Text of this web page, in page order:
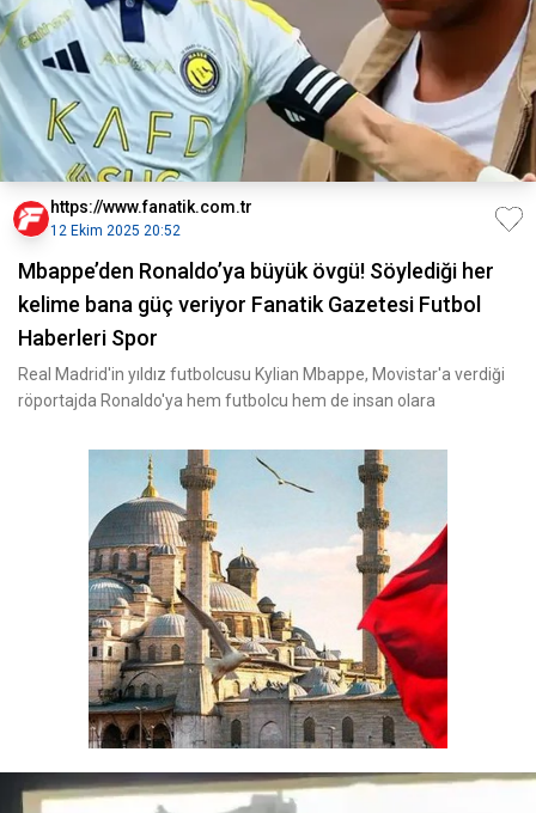
https://www.fanatik.com.tr
12 Ekim 2025 20:52
Mbappe’den Ronaldo’ya büyük övgü! Söylediği her
kelime bana güç veriyor Fanatik Gazetesi Futbol
Haberleri Spor
Real Madrid'in yıldız futbolcusu Kylian Mbappe, Movistar'a verdiği
röportajda Ronaldo'ya hem futbolcu hem de insan olara